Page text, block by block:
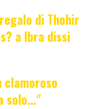
di Thohir
a Ibra dissi
clamoroso
solo..."